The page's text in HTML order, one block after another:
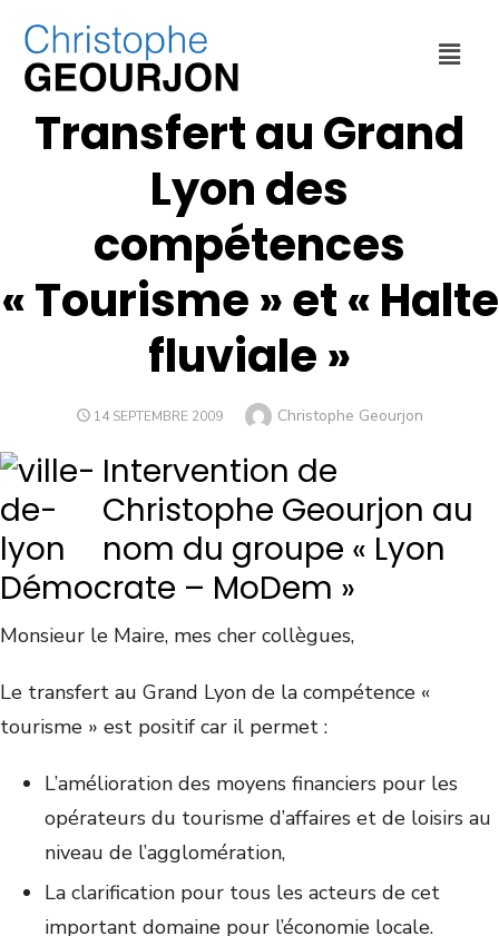
COLLECTIVITÉ CULTURE ET SPORT
Transfert au Grand
Lyon des
compétences
« Tourisme » et « Halte
fluviale »
14 SEPTEMBRE 2009 Christophe Geourjon
Intervention de
Christophe Geourjon au
nom du groupe « Lyon
Démocrate – MoDem »
Monsieur le Maire, mes cher collègues,
Le transfert au Grand Lyon de la compétence «
tourisme » est positif car il permet :
L’amélioration des moyens financiers pour les
opérateurs du tourisme d’affaires et de loisirs au
niveau de l’agglomération,
La clarification pour tous les acteurs de cet
important domaine pour l’économie locale.